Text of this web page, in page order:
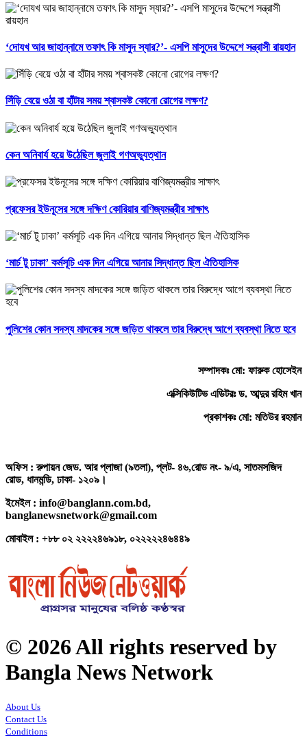
‘দোযখ আর জাহান্নামে তফাৎ কি মাসুদ স্যার?’- এসপি মাসুদের উদ্দেশে সন্ত্রাসী রায়হান
সিঁড়ি বেয়ে ওঠা বা হাঁটার সময় শ্বাসকষ্ট কোনো রোগের লক্ষণ?
কেন অনিবার্য হয়ে উঠেছিল জুলাই গণঅভ্যুত্থান
প্রফেসর ইউনূসের সঙ্গে দক্ষিণ কোরিয়ার বাণিজ্যমন্ত্রীর সাক্ষাৎ
‘মার্চ টু ঢাকা’ কর্মসূচি এক দিন এগিয়ে আনার সিদ্ধান্ত ছিল ঐতিহাসিক
পুলিশের কোন সদস্য মাদকের সঙ্গে জড়িত থাকলে তার বিরুদ্ধে আগে ব্যবস্থা নিতে হবে
সম্পাদকঃ মো: ফারুক হোসেইন
এক্সিকিউটিভ এডিটরঃ ড. আব্দুর রহিম খান
প্রকাশকঃ মো: মতিউর রহমান
অফিস : রুপায়ন জেড. আর প্লাজা (৯তলা), প্লট- ৪৬,রোড নং- ৯/এ, সাতমসজিদ
রোড, ধানমন্ডি, ঢাকা- ১২০৯।
ইমেইল : info@banglann.com.bd,
banglanewsnetwork@gmail.com
মোবাইল : +৮৮ ০২ ২২২২৪৬৯১৮, ০২২২২২৪৬৪৪৯
© 2026 All rights reserved by
Bangla News Network
About Us
Contact Us
Conditions